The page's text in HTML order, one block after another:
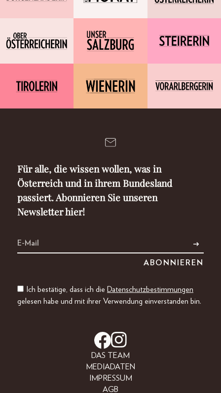
Für alle, die wissen wollen, was in
Österreich und in ihrem Bundesland
passiert. Abonnieren Sie unseren
Newsletter hier!
Ich bestätige, dass ich die Datenschutzbestimmungen
gelesen habe und mit ihrer Verwendung einverstanden bin.
DAS TEAM
MEDIADATEN
IMPRESSUM
AGB